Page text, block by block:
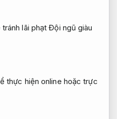
tránh lãi phạtĐội ngũ giàu
thực hiện online hoặc trực